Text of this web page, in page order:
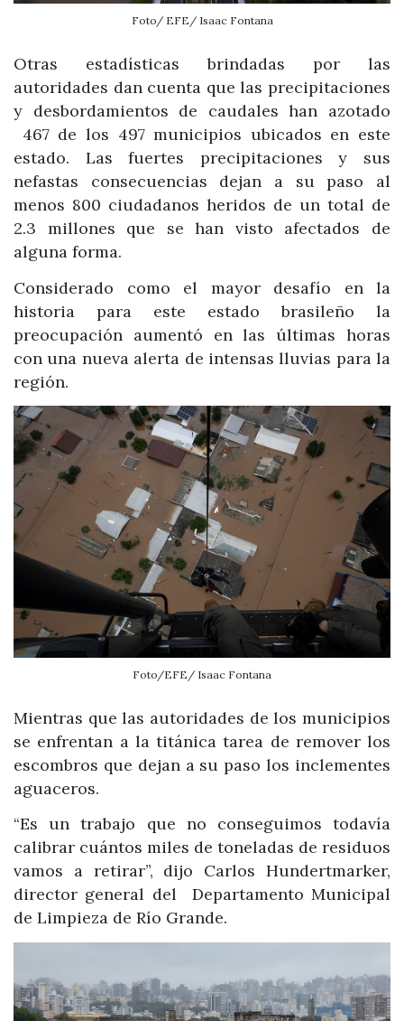
Foto/ EFE/ Isaac Fontana
Otras estadísticas brindadas por las
autoridades dan cuenta que las precipitaciones
y desbordamientos de caudales han azotado
467 de los 497 municipios ubicados en este
estado. Las fuertes precipitaciones y sus
nefastas consecuencias dejan a su paso al
menos 800 ciudadanos heridos de un total de
2.3 millones que se han visto afectados de
alguna forma.
Considerado como el mayor desafío en la
historia para este estado brasileño la
preocupación aumentó en las últimas horas
con una nueva alerta de intensas lluvias para la
región.
Foto/EFE/ Isaac Fontana
Mientras que las autoridades de los municipios
se enfrentan a la titánica tarea de remover los
escombros que dejan a su paso los inclementes
aguaceros.
“Es un trabajo que no conseguimos todavía
calibrar cuántos miles de toneladas de residuos
vamos a retirar”, dijo Carlos Hundertmarker,
director general del Departamento Municipal
de Limpieza de Río Grande.